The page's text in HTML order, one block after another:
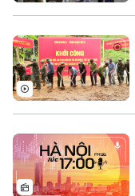
Thời trang
Âm nhạc